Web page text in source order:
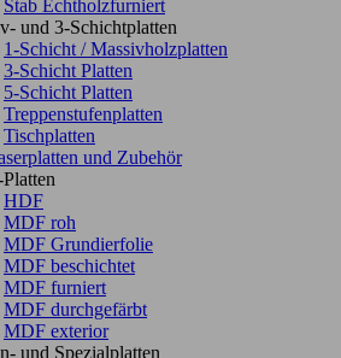
Stab Echtholzfurniert
und 3-Schichtplatten
1-Schicht / Massivholzplatten
3-Schicht Platten
5-Schicht Platten
Treppenstufenplatten
Tischplatten
und Zubehör
HDF
MDF roh
MDF Grundierfolie
MDF beschichtet
MDF furniert
MDF durchgefärbt
MDF exterior
und Spezialplatten